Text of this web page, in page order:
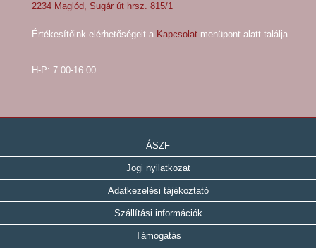
2234 Maglód, Sugár út hrsz. 815/1
Értékesítőink elérhetőségeit a Kapcsolat menüpont alatt találja
H-P: 7.00-16.00
ÁSZF
Jogi nyilatkozat
Adatkezelési tájékoztató
Szállítási információk
Támogatás